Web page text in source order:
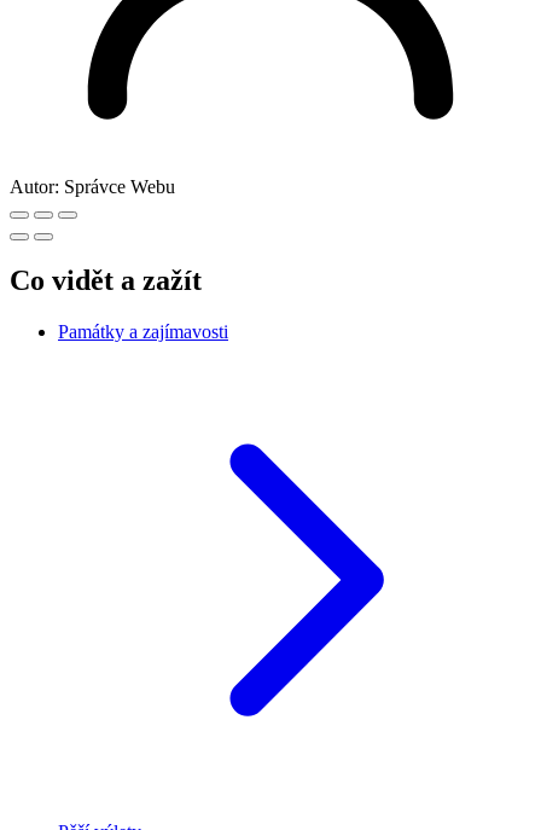
Autor: Správce Webu
Co vidět a zažít
Památky a zajímavosti